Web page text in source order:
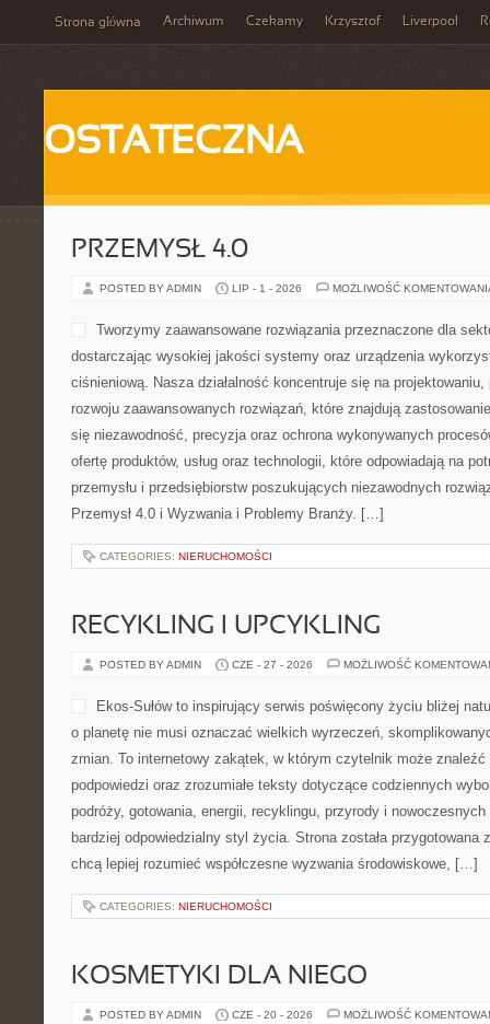
Strona główna Archiwum Czekamy Krzysztof Liverpool
OSTATECZNA
PRZEMYSŁ 4.0
POSTED BY ADMIN LIP - 1 - 2026 MOŻLIWOŚĆ
Tworzymy zaawansowane rozwiązania przeznaczone dla
dostarczając wysokiej jakości systemy oraz urządzenia
ciśnieniową. Nasza działalność koncentruje się na
rozwoju zaawansowanych rozwiązań, które znajdują
się niezawodność, precyzja oraz ochrona wykonywanych
ofertę produktów, usług oraz technologii, które odpowiadają na
przemysłu i przedsiębiorstw poszukujących niezawodnych
Przemysł 4.0 i Wyzwania i Problemy Branży. […]
CATEGORIES: NIERUCHOMOŚCI
RECYKLING I UPCYKLING
POSTED BY ADMIN CZE - 27 - 2026 MOŻLIWOŚĆ
Ekos-Sułów to inspirujący serwis poświęcony życiu bliżej
o planetę nie musi oznaczać wielkich wyrzeczeń,
zmian. To internetowy zakątek, w którym czytelnik może
podpowiedzi oraz zrozumiałe teksty dotyczące codziennych
podróży, gotowania, energii, recyklingu, przyrody i
bardziej odpowiedzialny styl życia. Strona została przygotowana
chcą lepiej rozumieć współczesne wyzwania środowiskowe, […]
CATEGORIES: NIERUCHOMOŚCI
KOSMETYKI DLA NIEGO
POSTED BY ADMIN CZE - 20 - 2026 MOŻLIWOŚĆ